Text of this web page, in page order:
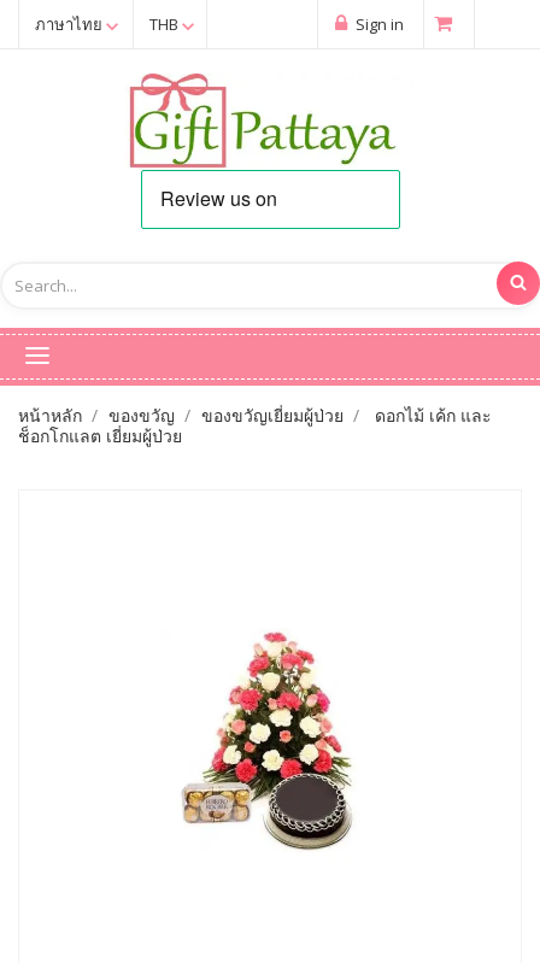
ภาษาไทย THB Sign in
หน้าหลัก ของขวัญ ของขวัญเยี่ยมผู้ป่วย
ดอกไม้ เค้ก และ
ช็อกโกแลต เยี่ยมผู้ป่วย